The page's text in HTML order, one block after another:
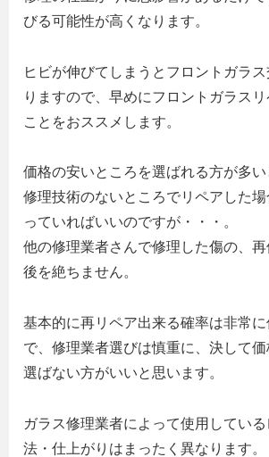
びる可能性が高くなります。
ヒビが伸びてしまうとフロントガラ
りますので、早めにフロントガラス
ことをおススメします。
価格の安いところを選ばれる方が多い
修理技術のないところでリペアした
っていればいいのですが・・・。
他の修理業者さんで修理した傷の、
後を絶ちません。
基本的に再リペア出来る確率は非常
で、修理業者選びは慎重に、決して
選ばない方がいいと思います。
ガラス修理業者によって使用してい
法・仕上がりはまったく異なります。